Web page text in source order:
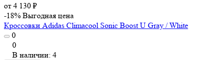
от 4 130 ₽
-18% Выгодная цена
Кроссовки Adidas Climacool Sonic Boost U Gray / White
0
0
В наличии: 4